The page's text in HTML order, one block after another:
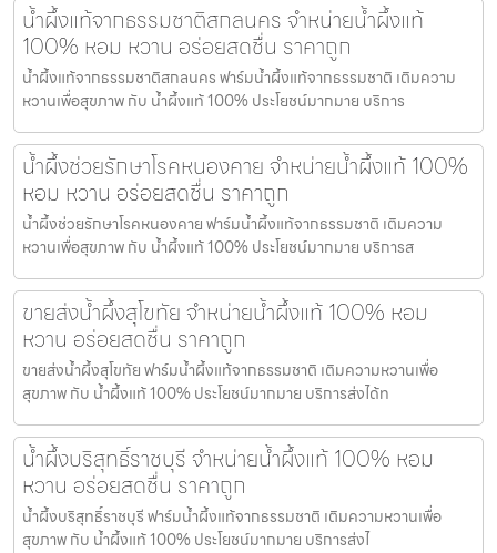
น้ำผึ้งแท้จากธรรมชาติสกลนคร จำหน่ายน้ำผึ้งแท้
100% หอม หวาน อร่อยสดชื่น ราคาถูก
น้ำผึ้งแท้จากธรรมชาติสกลนคร ฟาร์มน้ำผึ้งแท้จากธรรมชาติ เติมความ
หวานเพื่อสุขภาพ กับ น้ำผึ้งแท้ 100% ประโยชน์มากมาย บริการ
น้ำผึ้งช่วยรักษาโรคหนองคาย จำหน่ายน้ำผึ้งแท้ 100%
หอม หวาน อร่อยสดชื่น ราคาถูก
น้ำผึ้งช่วยรักษาโรคหนองคาย ฟาร์มน้ำผึ้งแท้จากธรรมชาติ เติมความ
หวานเพื่อสุขภาพ กับ น้ำผึ้งแท้ 100% ประโยชน์มากมาย บริการส
ขายส่งน้ำผึ้งสุโขทัย จำหน่ายน้ำผึ้งแท้ 100% หอม
หวาน อร่อยสดชื่น ราคาถูก
ขายส่งน้ำผึ้งสุโขทัย ฟาร์มน้ำผึ้งแท้จากธรรมชาติ เติมความหวานเพื่อ
สุขภาพ กับ น้ำผึ้งแท้ 100% ประโยชน์มากมาย บริการส่งได้ท
น้ำผึ้งบริสุทธิ์ราชบุรี จำหน่ายน้ำผึ้งแท้ 100% หอม
หวาน อร่อยสดชื่น ราคาถูก
น้ำผึ้งบริสุทธิ์ราชบุรี ฟาร์มน้ำผึ้งแท้จากธรรมชาติ เติมความหวานเพื่อ
สุขภาพ กับ น้ำผึ้งแท้ 100% ประโยชน์มากมาย บริการส่งไ